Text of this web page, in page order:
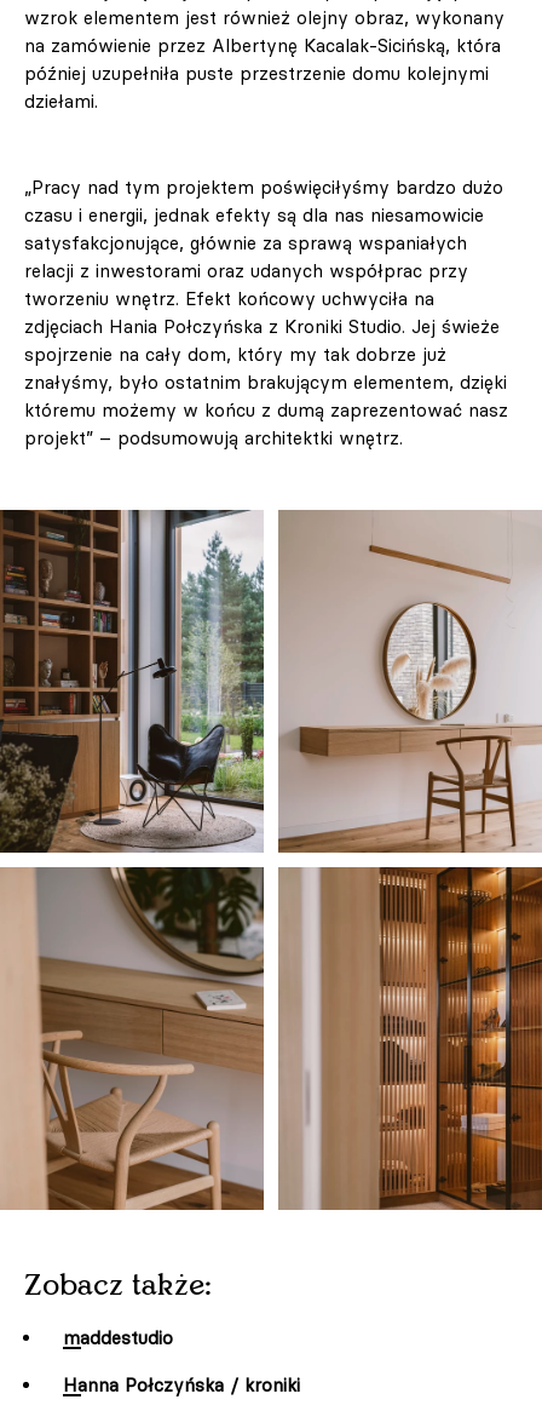
wzrok elementem jest również olejny obraz, wykonany
na zamówienie przez Albertynę Kacalak-Sicińską, która
później uzupełniła puste przestrzenie domu kolejnymi
dziełami.
„Pracy nad tym projektem poświęciłyśmy bardzo dużo
czasu i energii, jednak efekty są dla nas niesamowicie
satysfakcjonujące, głównie za sprawą wspaniałych
relacji z inwestorami oraz udanych współprac przy
tworzeniu wnętrz. Efekt końcowy uchwyciła na
zdjęciach Hania Połczyńska z Kroniki Studio. Jej świeże
spojrzenie na cały dom, który my tak dobrze już
znałyśmy, było ostatnim brakującym elementem, dzięki
któremu możemy w końcu z dumą zaprezentować nasz
projekt” – podsumowują architektki wnętrz.
Zobacz także:
maddestudio
Hanna Połczyńska / kroniki